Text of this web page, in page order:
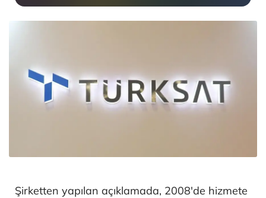
Şirketten yapılan açıklamada, 2008'de hizmete